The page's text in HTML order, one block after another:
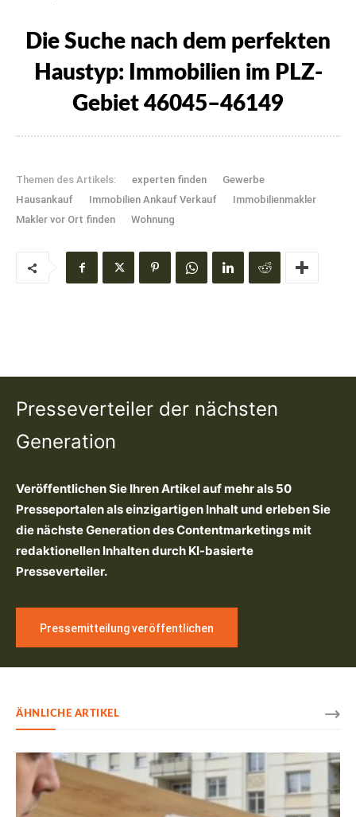
Die Suche nach dem perfekten
Haustyp: Immobilien im PLZ-
Gebiet 46045–46149
Themen des Artikels: experten finden
Gewerbe
Hausankauf
Immobilien Ankauf Verkauf
Immobilienmakler
Makler vor Ort finden
Wohnung
Presseverteiler der nächsten
Generation
Veröffentlichen Sie Ihren Artikel auf mehr als 50
Presseportalen als einzigartigen Inhalt und erleben Sie
die nächste Generation des Contentmarketings mit
redaktionellen Inhalten durch KI-basierte
Presseverteiler.
Pressemitteilung veröffentlichen
ÄHNLICHE ARTIKEL